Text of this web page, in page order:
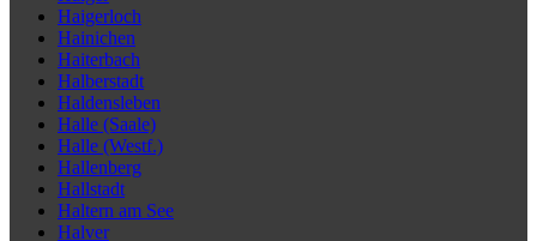
Haigerloch
Hainichen
Haiterbach
Halberstadt
Haldensleben
Halle (Saale)
Halle (Westf.)
Hallenberg
Hallstadt
Haltern am See
Halver